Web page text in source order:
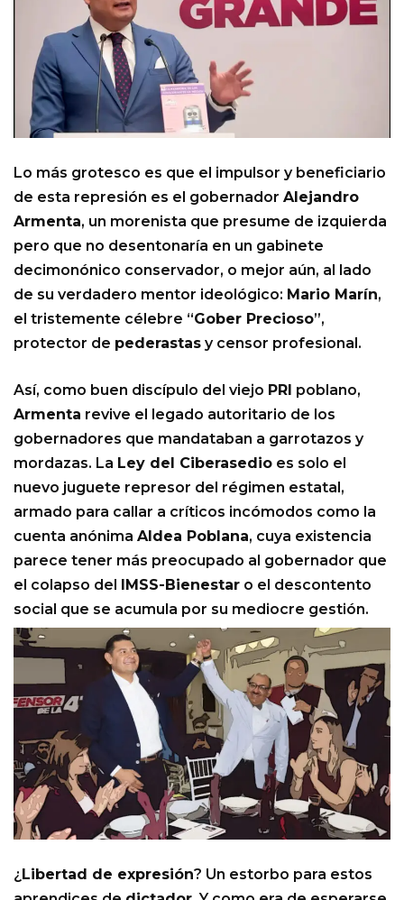
Lo más grotesco es que el impulsor y beneficiario
de esta represión es el gobernador Alejandro
Armenta, un morenista que presume de izquierda
pero que no desentonaría en un gabinete
decimonónico conservador, o mejor aún, al lado
de su verdadero mentor ideológico: Mario Marín,
el tristemente célebre “Gober Precioso”,
protector de pederastas y censor profesional.
Así, como buen discípulo del viejo PRI poblano,
Armenta revive el legado autoritario de los
gobernadores que mandataban a garrotazos y
mordazas. La Ley del Ciberasedio es solo el
nuevo juguete represor del régimen estatal,
armado para callar a críticos incómodos como la
cuenta anónima Aldea Poblana, cuya existencia
parece tener más preocupado al gobernador que
el colapso del
IMSS-Bienestar o el descontento
social que se acumula por su mediocre gestión.
¿ Libertad de expresión? Un estorbo para estos